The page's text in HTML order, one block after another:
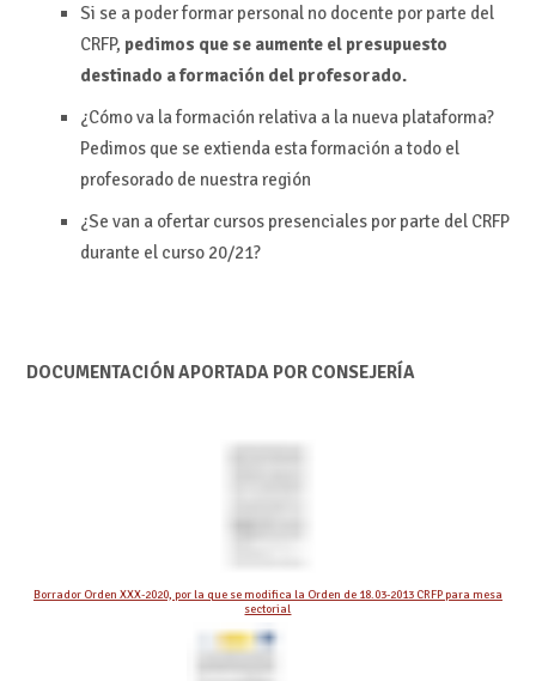
Si se a poder formar personal no docente por parte del
CRFP, pedimos que se aumente el presupuesto
destinado a formación del profesorado.
¿Cómo va la formación relativa a la nueva plataforma?
Pedimos que se extienda esta formación a todo el
profesorado de nuestra región
¿Se van a ofertar cursos presenciales por parte del CRFP
durante el curso 20/21?
DOCUMENTACIÓN APORTADA POR CONSEJERÍA
Borrador Orden XXX-2020, por la que se modifica la Orden de 18.03-2013 CRFP para mesa
sectorial